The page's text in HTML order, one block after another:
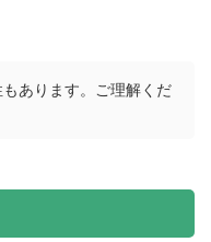
あります。ご理解くだ